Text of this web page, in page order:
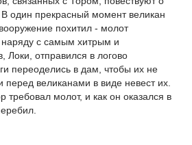
один прекрасный момент великан
похитил - молот
с самым хитрым и
Локи, отправился в логово
переоделись в дам, чтобы их не
перед великанами в виде невест их.
требовал молот, и как он оказался в